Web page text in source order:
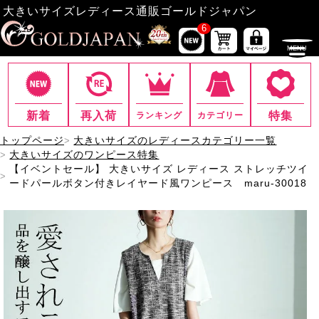
大きいサイズレディース通販ゴールドジャパン
6
新着 再入荷 ランキング カテゴリー 特集
トップページ
大きいサイズのレディースカテゴリー一覧
大きいサイズのワンピース特集
【イベントセール】 大きいサイズ レディース ストレッチツイ
ードパールボタン付きレイヤード風ワンピース maru-30018